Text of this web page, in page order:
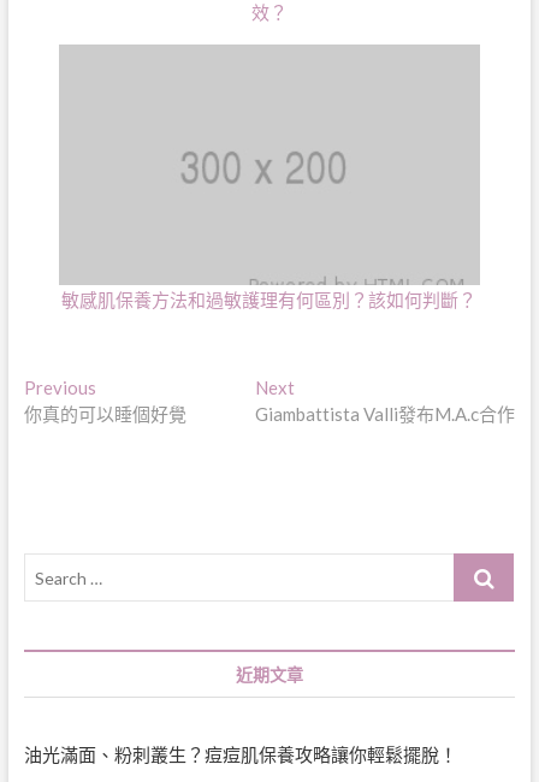
效？
敏感肌保養方法和過敏護理有何區別？該如何判斷？
文
章
PreviousPrevious
post:
你真的可以睡個好覺
NextNext
post:
Giambattista Valli發布M.A.c合作
Search
近期文章
油光滿面、粉刺叢生？痘痘肌保養攻略讓你輕鬆擺脫！